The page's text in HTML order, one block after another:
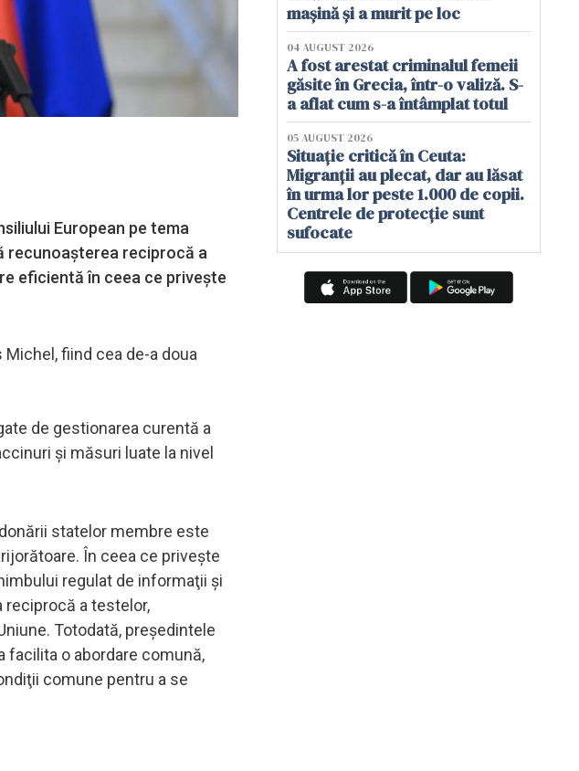
European pe tema
recunoaşterea reciprocă a
eficientă în ceea ce priveşte
fiind cea de-a doua
de gestionarea curentă a
şi măsuri luate la nivel
statelor membre este
În ceea ce priveşte
regulat de informaţii şi
reciprocă a testelor,
Totodată, preşedintele
facilita o abordare comună,
comune pentru a se
mașină și a murit pe loc
04 AUGUST 2026
A fost arestat criminalul femeii
găsite în Grecia, într-o valiză. S-
a aflat cum s-a întâmplat totul
05 AUGUST 2026
Situație critică în Ceuta:
Migranții au plecat, dar au lăsat
în urma lor peste 1.000 de copii.
Centrele de protecție sunt
sufocate